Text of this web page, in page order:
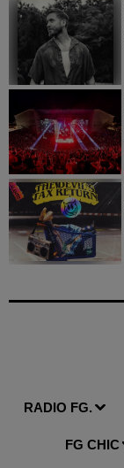
RADIO FG.
FG CHIC